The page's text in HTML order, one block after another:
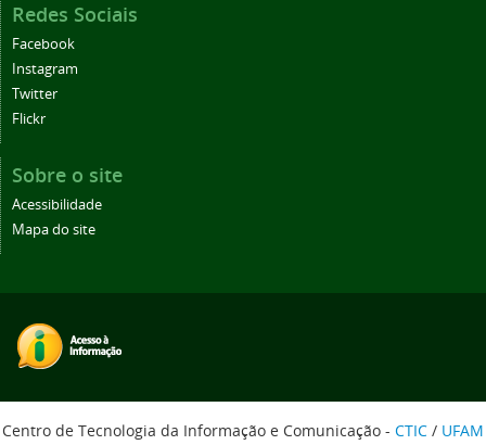
Redes Sociais
Facebook
Instagram
Twitter
Flickr
Sobre o site
Acessibilidade
Mapa do site
Centro de Tecnologia da Informação e Comunicação - CTIC / UFAM